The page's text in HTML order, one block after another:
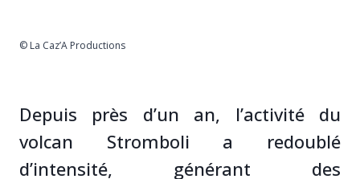
© La Caz’A Productions
Depuis près d’un an, l’activité du
volcan Stromboli a redoublé
d’intensité, générant des